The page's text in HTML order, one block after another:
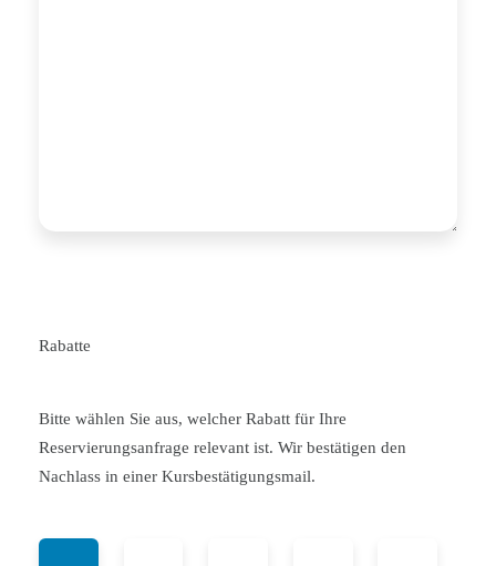
Rabatte
Bitte wählen Sie aus, welcher Rabatt für Ihre
Reservierungsanfrage relevant ist. Wir bestätigen den
Nachlass in einer Kursbestätigungsmail.